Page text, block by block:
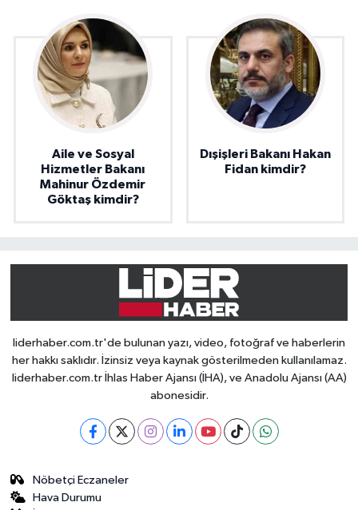
Aile ve Sosyal
Hizmetler Bakanı
Mahinur Özdemir
Göktaş kimdir?
Dışişleri Bakanı Hakan
Fidan kimdir?
liderhaber.com.tr'de bulunan yazı, video, fotoğraf ve haberlerin
her hakkı saklıdır. İzinsiz veya kaynak gösterilmeden kullanılamaz.
liderhaber.com.tr İhlas Haber Ajansı (İHA), ve Anadolu Ajansı (AA)
abonesidir.
Nöbetçi Eczaneler
Hava Durumu